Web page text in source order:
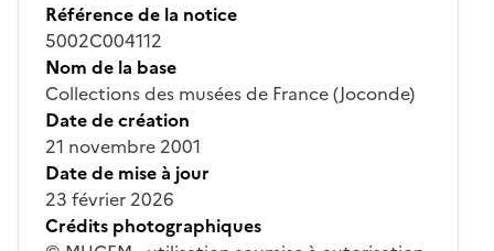
Référence de la notice
5002C004112
Nom de la base
Collections des musées de France (Joconde)
Date de création
21 novembre 2001
Date de mise à jour
23 février 2026
Crédits photographiques